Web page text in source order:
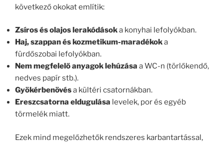
következő okokat említik:
Zsíros és olajos lerakódásoka konyhai lefolyókban.
Haj, szappan és kozmetikum-maradékoka
fürdőszobai lefolyókban.
Nem megfelelő anyagok lehúzása a WC-n (törlőkendő,
nedves papír stb.).
Gyökérbenövésa kültéri csatornákban.
Ereszcsatorna eldugulása levelek, por és egyéb
törmelék miatt.
Ezek mind megelőzhetők rendszeres karbantartással,